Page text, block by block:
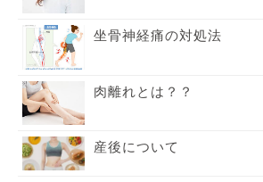
坐骨神経痛の対処法
肉離れとは？？
産後について